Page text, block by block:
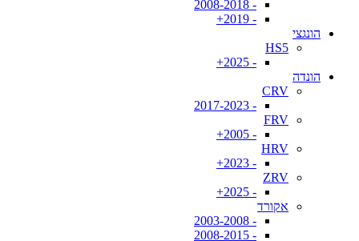
- 2008-2018
- 2019+
הונגצי
HS5
- 2025+
הונדה
CRV
- 2017-2023
FRV
- 2005+
HRV
- 2023+
ZRV
- 2025+
אקורד
- 2003-2008
- 2008-2015